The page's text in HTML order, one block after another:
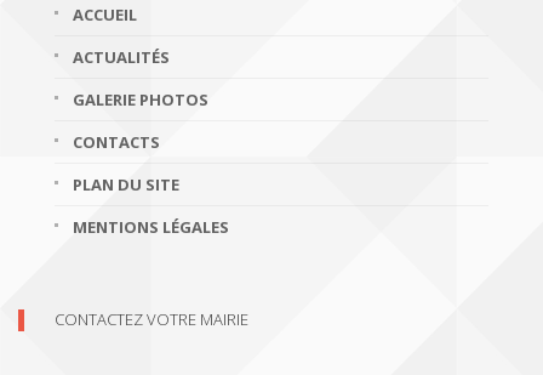
ACCUEIL
ACTUALITÉS
GALERIE PHOTOS
CONTACTS
PLAN DU SITE
MENTIONS LÉGALES
CONTACTEZ VOTRE MAIRIE